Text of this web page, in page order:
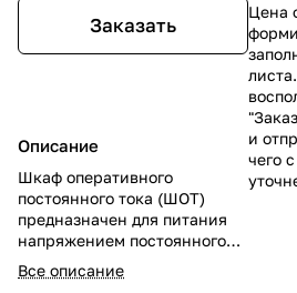
Заказать
Описание
Шкаф оперативного
постоянного тока (ШОТ)
предназначен для питания
напряжением постоянного
тока цепей устройств
релейной защиты и
Все описание
Цена
и
чего